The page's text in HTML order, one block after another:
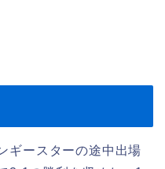
ギースターの途中出場